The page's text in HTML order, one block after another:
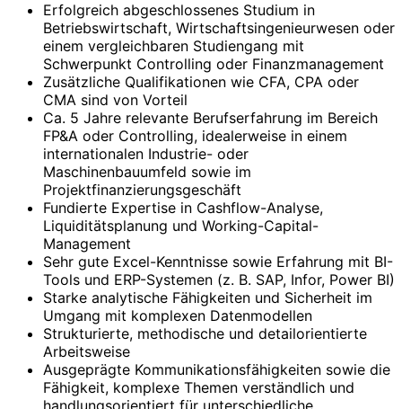
Erfolgreich abgeschlossenes Studium in
Betriebswirtschaft, Wirtschaftsingenieurwesen oder
einem vergleichbaren Studiengang mit
Schwerpunkt Controlling oder Finanzmanagement
Zusätzliche Qualifikationen wie CFA, CPA oder
CMA sind von Vorteil
Ca. 5 Jahre relevante Berufserfahrung im Bereich
FP&A oder Controlling, idealerweise in einem
internationalen Industrie- oder
Maschinenbauumfeld sowie im
Projektfinanzierungsgeschäft
Fundierte Expertise in Cashflow-Analyse,
Liquiditätsplanung und Working-Capital-
Management
Sehr gute Excel-Kenntnisse sowie Erfahrung mit BI-
Tools und ERP-Systemen (z. B. SAP, Infor, Power BI)
Starke analytische Fähigkeiten und Sicherheit im
Umgang mit komplexen Datenmodellen
Strukturierte, methodische und detailorientierte
Arbeitsweise
Ausgeprägte Kommunikationsfähigkeiten sowie die
Fähigkeit, komplexe Themen verständlich und